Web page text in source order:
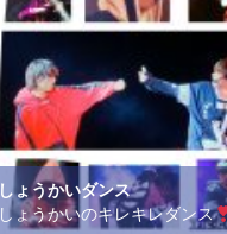
しょうかいダンス
しょうかいのキレキレダンス